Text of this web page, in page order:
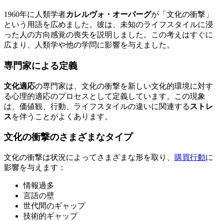
1960年に人類学者カレルヴォ・オーバーグが「文化の衝撃」
という用語を広めました。彼は、未知のライフスタイルに浸
った人の方向感覚の喪失を説明しました。この考えはすぐに
広まり、人類学や他の学問に影響を与えました。
専門家による定義
文化適応の専門家は、文化の衝撃を新しい文化的環境に対す
る心理的適応のプロセスとして定義しています。この現象
は、価値観、行動、ライフスタイルの違いに関連する ストレ
スを伴うことがよくあります。
文化の衝撃のさまざまなタイプ
文化の衝撃は状況によってさまざまな形を取り、 購買行動に
影響を与えます：
情報過多
言語の壁
世代間のギャップ
技術的ギャップ